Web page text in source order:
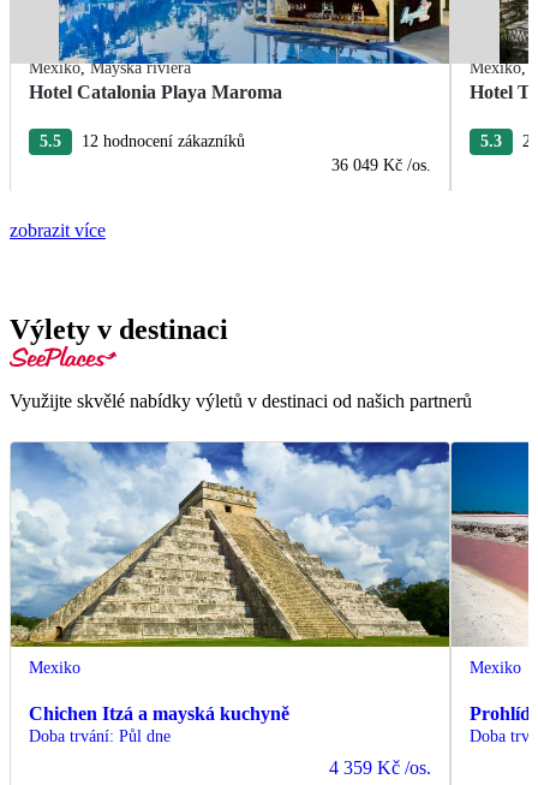
Mexiko,Mayská riviéra
Hotel Catalonia Playa Maroma
5.5
12 hodnocení zákazníků
36 049 Kč /os.
Mexiko,
Hotel
5.3
zobrazit více
Výlety v destinaci
Využijte skvělé nabídky výletů v destinaci od našich partnerů
Mexiko
Chichen Itzá a mayská kuchyně
Doba trvání: Půl dne
4 359 Kč /os.
Mexiko
Doba